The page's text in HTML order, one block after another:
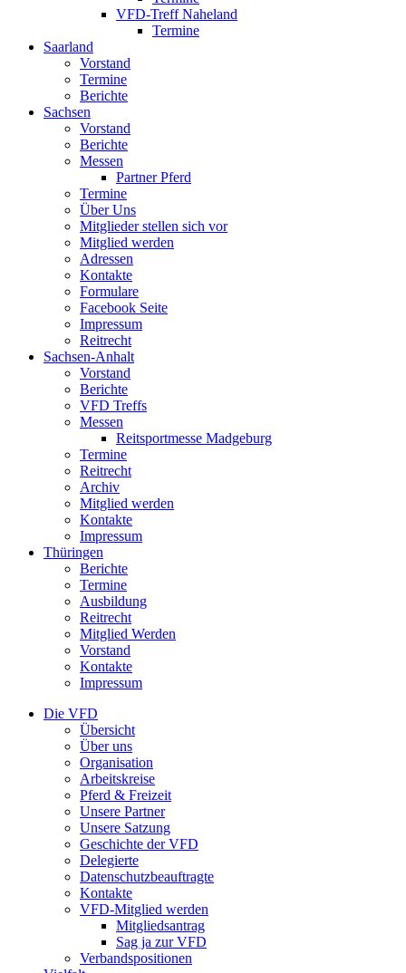
VFD-Treff Naheland
Termine
Saarland
Vorstand
Termine
Berichte
Sachsen
Vorstand
Berichte
Messen
Partner Pferd
Termine
Über Uns
Mitglieder stellen sich vor
Mitglied werden
Adressen
Kontakte
Formulare
Facebook Seite
Impressum
Reitrecht
Sachsen-Anhalt
Vorstand
Berichte
VFD Treffs
Messen
Reitsportmesse Madgeburg
Termine
Reitrecht
Archiv
Mitglied werden
Kontakte
Impressum
Thüringen
Berichte
Termine
Ausbildung
Reitrecht
Mitglied Werden
Vorstand
Kontakte
Impressum
Die VFD
Übersicht
Über uns
Organisation
Arbeitskreise
Pferd & Freizeit
Unsere Partner
Unsere Satzung
Geschichte der VFD
Delegierte
Datenschutzbeauftragte
Kontakte
VFD-Mitglied werden
Mitgliedsantrag
Sag ja zur VFD
Verbandspositionen